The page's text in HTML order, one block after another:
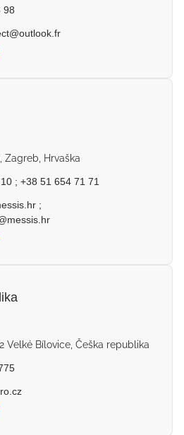
98
Zagreb, Hrvaška
; +38 51 654 71 71
;
Velké Bílovice, Češka republika